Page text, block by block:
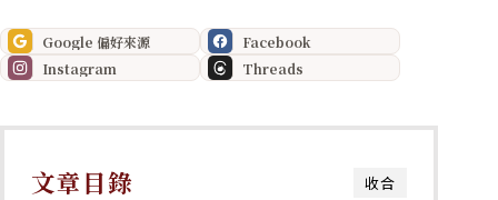
Google 偏好來源
Facebook
Instagram
Threads
收合
文章目錄